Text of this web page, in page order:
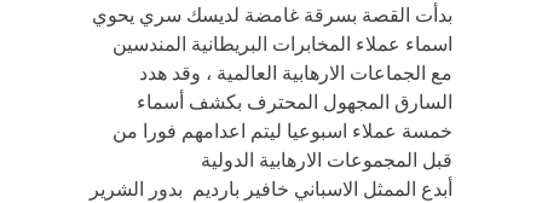
بدأت القصة بسرقة غامضة لديسك سري يحوي
اسماء عملاء المخابرات البريطانية المندسين
مع الجماعات الارهابية العالمية ، وقد هدد
السارق المجهول المحترف بكشف أسماء
خمسة عملاء اسبوعيا ليتم اعدامهم فورا من
قبل المجموعات الارهابية الدولية
أبدع الممثل الاسباني خافير بارديم بدور الشرير